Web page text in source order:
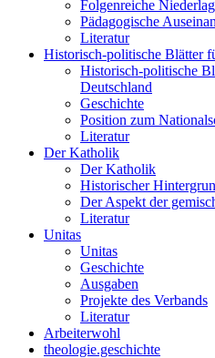
Folgenreiche
Pädagogische
Literatur
Historisch-politische Blätter
Historisch-politische
Deutschland
Geschichte
Position zum
Literatur
Der Katholik
Der Katholik
Historischer
Der Aspekt der
Literatur
Unitas
Unitas
Geschichte
Ausgaben
Projekte des Verbands
Literatur
Arbeiterwohl
theologie.geschichte